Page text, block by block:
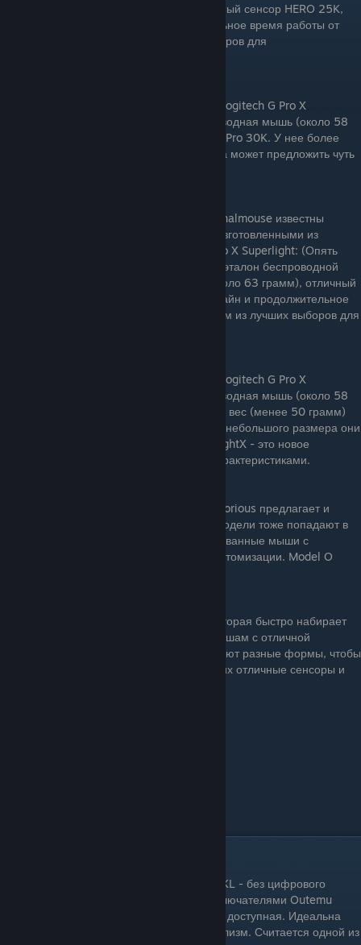
Сверхлегкий вес (около 63 грамм), отличный сенсор HERO 25K,
минималистичный дизайн и продолжительное время работы от
батареи делают её одним из лучших выборов для
2. Razer Viper V2 Pro: Прямой конкурент Logitech G Pro X
Superlight. Еще одна сверхлегкая беспроводная мышь (около 58
грамм) с отличным сенсором Razer Focus Pro 30K. У нее более
агрессивный дизайн, чем у Logitech, и она может предложить чуть
3. Finalmouse Starlight-12 / UltralightX: Finalmouse известны
своими экстремально легкими мышами, изготовленными из
магниевого сплава. Они о1. Logitech G Pro X Superlight: (Опять
она, но уже в топе дорогих!) Эта мышь — эталон беспроводной
производительности. Сверхлегкий вес (около 63 грамм), отличный
сенсор HERO 25K, минималистичный дизайн и продолжительное
время работы от батареи делают её одним из лучших выборов для
2. Razer Viper V2 Pro: Прямой конкурент Logitech G Pro X
Superlight. Еще одна сверхлегкая беспроводная мышь (около 58
грчень дорогие и их сложно достать, но их вес (менее 50 грамм)
делает их уникальными. Учтите, что из-за небольшого размера они
могут не подойти для больших рук. UltralightX - это новое
поколение с еще более продвинутыми характеристиками.
4. Glorious Model O / O- Wireless: Хотя Glorious предлагает и
более доступные варианты, их топовые модели тоже попадают в
премиум-сегмент. Это легкие, перфорированные мыши с
хорошими сенсорами и возможностью кастомизации. Model O
5. Pulsar X2 / X2H: Pulsar — компания, которая быстро набирает
популярность благодаря своим легким мышам с отличной
производительностью. X2 и X2H предлагают разные формы, чтобы
удовлетворить разные предпочтения. У них отличные сенсоры и
1. Redragon K552 Kumara: Компактная (TKL - без цифрового
блока), механическая клавиатура с переключателями Outemu
(часто Red или Brown). Простая, прочная, доступная. Идеальна
для начинающих и тех, кто ценит минимализм. Считается одной из